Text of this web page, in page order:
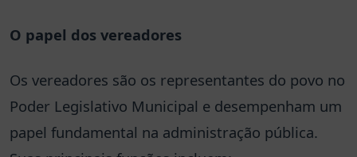
O papel dos vereadores
Os vereadores são os representantes do povo no
Poder Legislativo Municipal e desempenham um
papel fundamental na administração pública.